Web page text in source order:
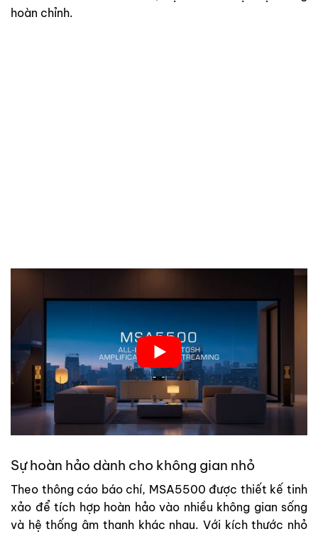
hoàn chỉnh.
Sự hoàn hảo dành cho không gian nhỏ
Theo thông cáo báo chí, MSA5500 được thiết kế tinh
xảo để tích hợp hoàn hảo vào nhiều không gian sống
và hệ thống âm thanh khác nhau. Với kích thước nhỏ